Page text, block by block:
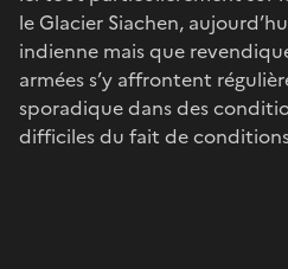
le Glacier Siachen,
indienne mais que
armées s’y affrontent
sporadique dans des
difficiles du fait de